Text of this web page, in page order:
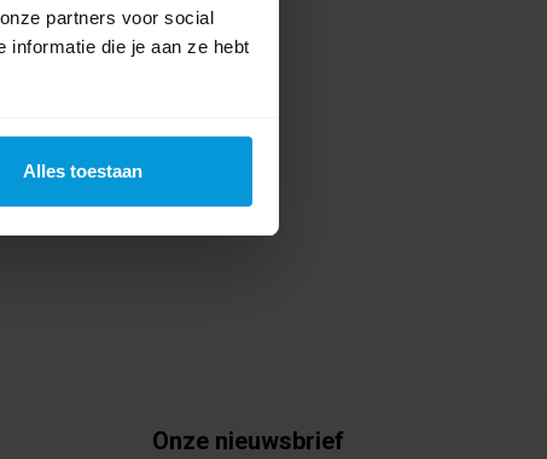
partners voor social
informatie die je aan ze hebt
Alles toestaan
Onze nieuwsbrief